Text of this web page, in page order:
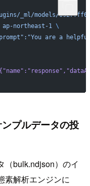
_ml/models/0927fff6-
northeast-1 \
are a
name":" response","
プルデータの投
（bulk.ndjson）のイ
素解析エンジンに